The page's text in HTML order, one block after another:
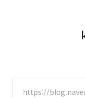
https://